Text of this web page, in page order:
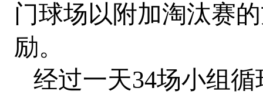
门球场以附加淘汰赛
励。
经过一天34场小组循